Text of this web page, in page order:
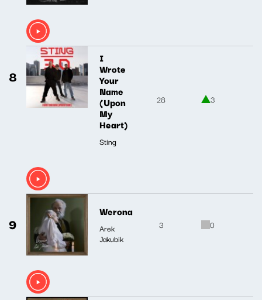
8
I
Wrote
Your
Name
(Upon
My
Heart)
Sting
28 3
9
Werona
Arek
Jakubik
3 0